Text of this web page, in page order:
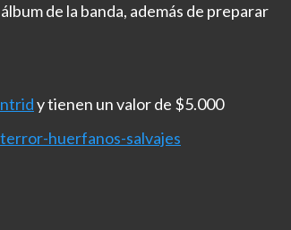
de la banda, además de preparar
y tienen un valor de $5.000
huerfanos-salvajes